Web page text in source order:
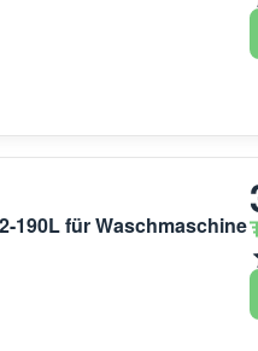
190L für Waschmaschine